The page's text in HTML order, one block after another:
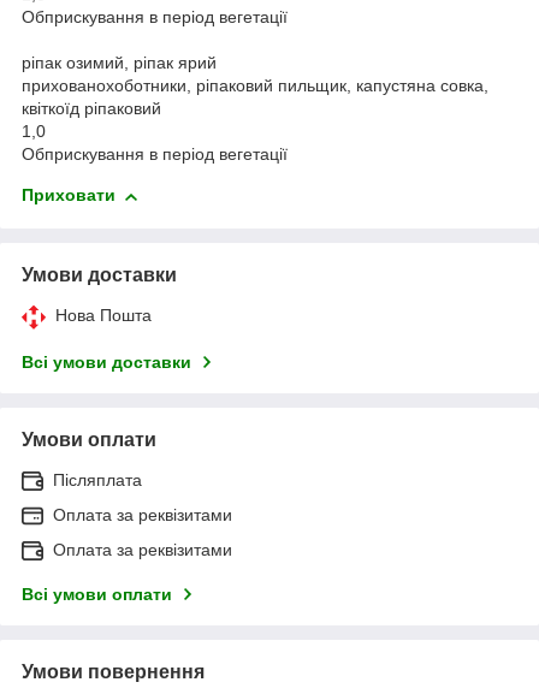
Обприскування в період вегетації
ріпак озимий, ріпак ярий
прихованохоботники, ріпаковий пильщик, капустяна совка,
квіткоїд ріпаковий
1,0
Обприскування в період вегетації
Приховати
Умови доставки
Нова Пошта
Всі умови доставки
Умови оплати
Післяплата
Оплата за реквізитами
Оплата за реквізитами
Всі умови оплати
Умови повернення